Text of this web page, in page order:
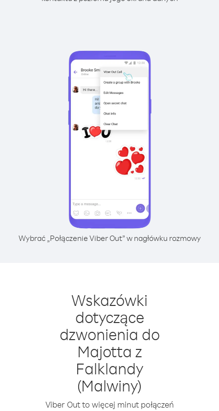
Wybrać „Połączenie Viber Out” w nagłówku rozmowy
Wskazówki
dotyczące
dzwonienia do
Majotta z
Falklandy
(Malwiny)
Viber Out to więcej minut połączeń